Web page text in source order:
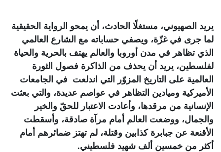
يريد الصهيوني، مستغلًا الحادث، أن يمحو الرواية الحقيقية
لما جرى في غزّة، ويصفي حساباته مع الشارع العالمي
الذي تظاهر في مدن أوروبا والعالم يهتف بالحرية والحياة
لفلسطين، يريد أن يحذف من الذاكرة فصول الثورة
العالمية على التاريخ المزوّر التي اندلعت في الجامعات
الأميركية وميادين التظاهر في عواصم عديدة، والتي بعثت
الإنسانية من مرقدها، وأعادت الاعتبار للحقّ والخير
والجمال، ووضعت العالم أمام مرآة صادقة، وأسقطت
الأقنعة عن جبابرة كذابين وقتلة، لم تهتز ضمائرهم أمام
أكثر من خمسين ألف شهيد فلسطيني.